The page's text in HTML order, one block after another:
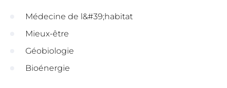
Médecine de l&#39;habitat
Mieux-être
Géobiologie
Bioénergie